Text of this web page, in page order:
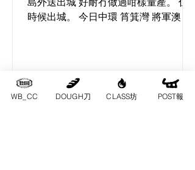
時候出城。 今日中環 筲箕灣 將軍澳
WB_CC DOUGH刀 CLASS坊 POST報